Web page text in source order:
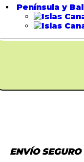
Península y
ENVÍO SEGURO